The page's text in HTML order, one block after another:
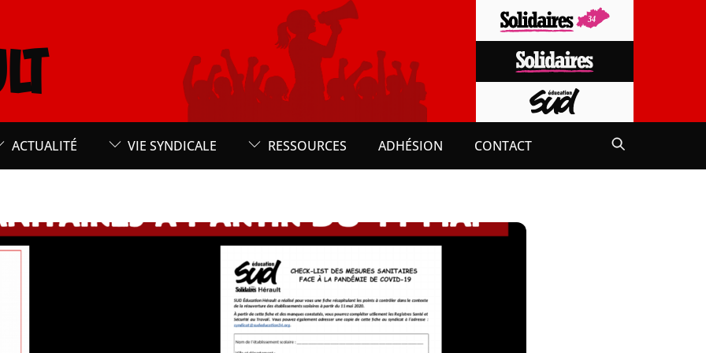
ACTUALITÉ VIE SYNDICALE RESSOURCES ADHÉSION CONTACT